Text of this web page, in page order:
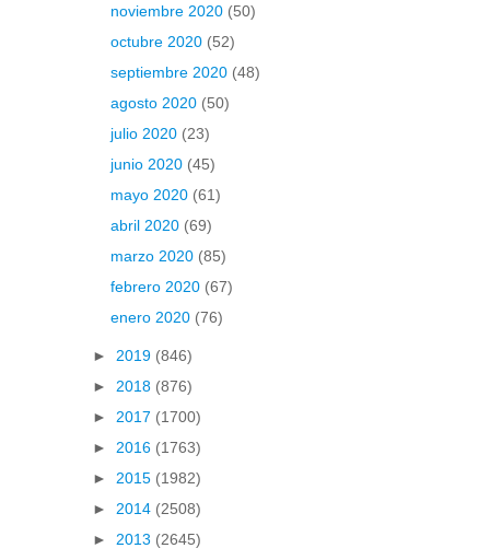
noviembre 2020 (50)
octubre 2020 (52)
septiembre 2020 (48)
agosto 2020 (50)
julio 2020 (23)
junio 2020 (45)
mayo 2020 (61)
abril 2020 (69)
marzo 2020 (85)
febrero 2020 (67)
enero 2020 (76)
► 2019 (846)
► 2018 (876)
► 2017 (1700)
► 2016 (1763)
► 2015 (1982)
► 2014 (2508)
► 2013 (2645)